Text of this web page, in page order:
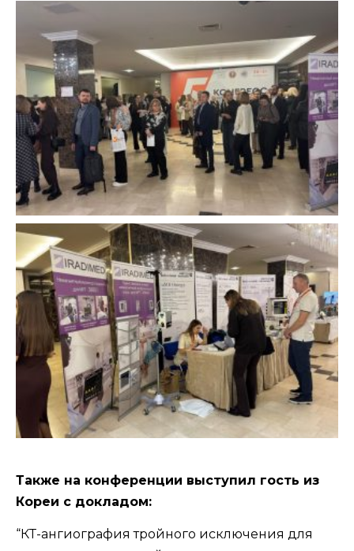
Также на конференции выступил гость из
Кореи с докладом:
“КТ-ангиография тройного исключения для